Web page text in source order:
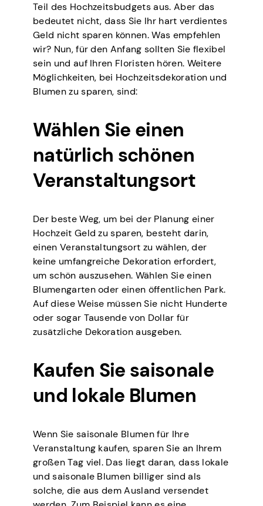
Teil des Hochzeitsbudgets aus. Aber das
bedeutet nicht, dass Sie Ihr hart verdientes
Geld nicht sparen können. Was empfehlen
wir? Nun, für den Anfang sollten Sie flexibel
sein und auf Ihren Floristen hören. Weitere
Möglichkeiten, bei Hochzeitsdekoration und
Blumen zu sparen, sind:
Wählen Sie einen
natürlich schönen
Veranstaltungsort
Der beste Weg, um bei der Planung einer
Hochzeit Geld zu sparen, besteht darin,
einen Veranstaltungsort zu wählen, der
keine umfangreiche Dekoration erfordert,
um schön auszusehen. Wählen Sie einen
Blumengarten oder einen öffentlichen Park.
Auf diese Weise müssen Sie nicht Hunderte
oder sogar Tausende von Dollar für
zusätzliche Dekoration ausgeben.
Kaufen Sie saisonale
und lokale Blumen
Wenn Sie saisonale Blumen für Ihre
Veranstaltung kaufen, sparen Sie an Ihrem
großen Tag viel. Das liegt daran, dass lokale
und saisonale Blumen billiger sind als
solche, die aus dem Ausland versendet